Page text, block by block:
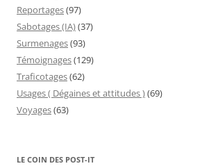
Reportages(97)
Sabotages (IA)(37)
Surmenages(93)
Témoignages(129)
Traficotages(62)
Usages ( Dégaines et attitudes )(69)
Voyages(63)
LE COIN DES POST-IT